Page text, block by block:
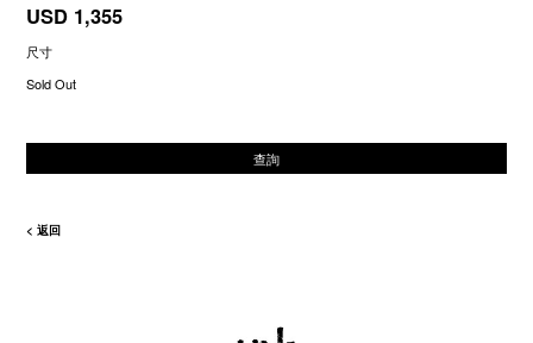
USD 1,355
尺寸
Sold Out
查詢
< 返回